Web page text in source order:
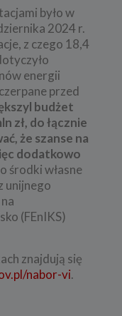
było w
2024 r.
z czego 18,4
energii
przed
budżet
zł, do łącznie
że szanse na
dodatkowo
środki własne
unijnego
(FEnIKS)
znajdują się
nabor-vi.